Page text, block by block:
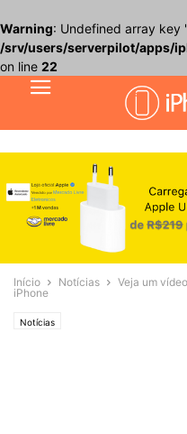
Warning: Undefined array key
/srv/users/serverpilot/apps/
on line 22
Início Notícias
Veja um
iPhone
Notícias